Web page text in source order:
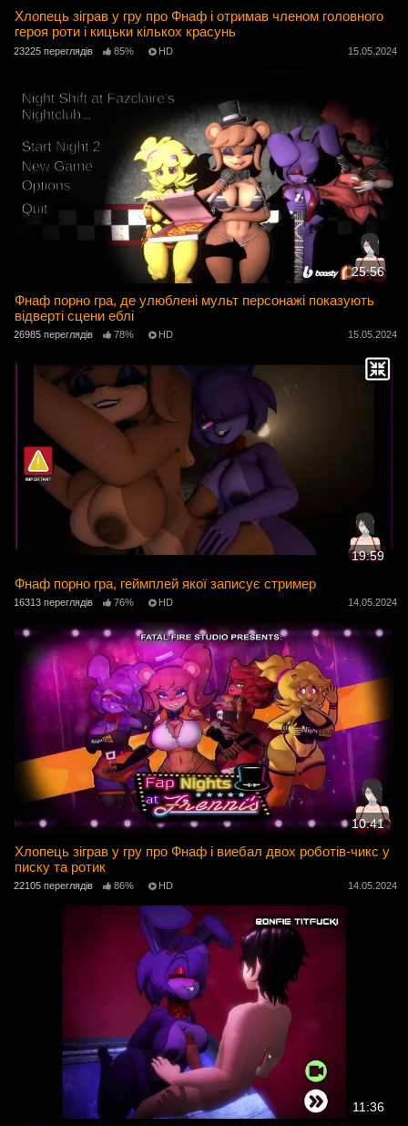
Хлопець зіграв у гру про Фнаф і отримав членом головного
героя роти і кицьки кількох красунь
23225 переглядів 85% HD 15.05.2024
25:56
Фнаф порно гра, де улюблені мульт персонажі показують
відверті сцени еблі
26985 переглядів 78% HD 15.05.2024
19:59
Фнаф порно гра, геймплей якої записує стример
16313 переглядів 76% HD 14.05.2024
10:41
Хлопець зіграв у гру про Фнаф і виебал двох роботів-чикс у
писку та ротик
22105 переглядів 86% HD 14.05.2024
11:36